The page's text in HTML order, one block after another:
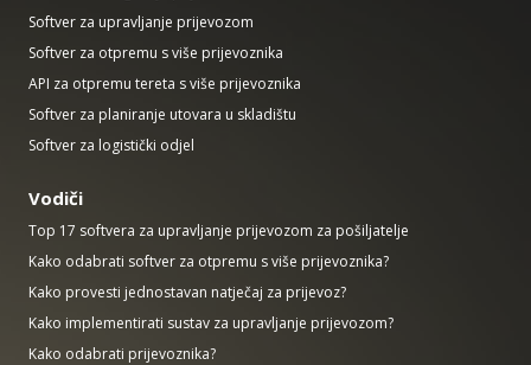
Softver za upravljanje prijevozom
Softver za otpremu s više prijevoznika
API za otpremu tereta s više prijevoznika
Softver za planiranje utovara u skladištu
Softver za logistički odjel
Vodiči
Top 17 softvera za upravljanje prijevozom za pošiljatelje
Kako odabrati softver za otpremu s više prijevoznika?
Kako provesti jednostavan natječaj za prijevoz?
Kako implementirati sustav za upravljanje prijevozom?
Kako odabrati prijevoznika?